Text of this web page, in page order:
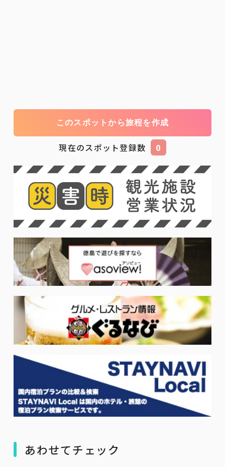
このスポットから旅程を作成
現在のスポット登録数 0
あわせてチェック